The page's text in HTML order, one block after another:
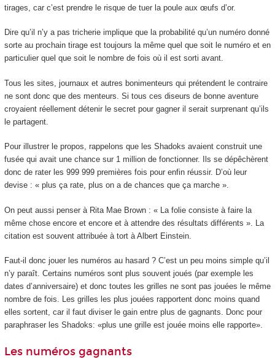
tirages, car c’est prendre le risque de tuer la poule aux œufs d’or.
Dire qu’il n’y a pas tricherie implique que la probabilité qu’un numéro donné
sorte au prochain tirage est toujours la même quel que soit le numéro et en
particulier quel que soit le nombre de fois où il est sorti avant.
Tous les sites, journaux et autres bonimenteurs qui prétendent le contraire
ne sont donc que des menteurs. Si tous ces diseurs de bonne aventure
croyaient réellement détenir le secret pour gagner il serait surprenant qu’ils
le partagent.
Pour illustrer le propos, rappelons que les Shadoks avaient construit une
fusée qui avait une chance sur 1 million de fonctionner. Ils se dépêchèrent
donc de rater les 999 999 premières fois pour enfin réussir. D’où leur
devise : « plus ça rate, plus on a de chances que ça marche ».
On peut aussi penser à Rita Mae Brown : « La folie consiste à faire la
même chose encore et encore et à attendre des résultats différents ». La
citation est souvent attribuée à tort à Albert Einstein.
Faut-il donc jouer les numéros au hasard ? C’est un peu moins simple qu’il
n’y paraît. Certains numéros sont plus souvent joués (par exemple les
dates d’anniversaire) et donc toutes les grilles ne sont pas jouées le même
nombre de fois. Les grilles les plus jouées rapportent donc moins quand
elles sortent, car il faut diviser le gain entre plus de gagnants. Donc pour
paraphraser les Shadoks: «plus une grille est jouée moins elle rapporte».
Les numéros gagnants